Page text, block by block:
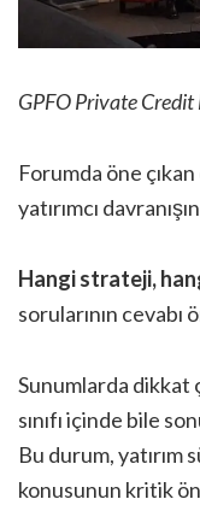
GPFO Private
Forumda öne
yatırımcı
Hangi strateji,
sorularının cevabı
Sunumlarda dikkat
sınıfı içinde bile
Bu durum, yatırım
konusunun kritik